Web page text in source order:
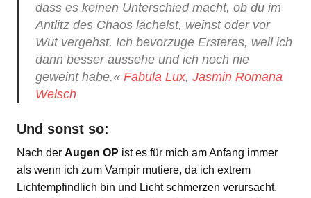
dass es keinen Unterschied macht, ob du im
Antlitz des Chaos lächelst, weinst oder vor
Wut vergehst. Ich bevorzuge Ersteres, weil ich
dann besser aussehe und ich noch nie
geweint habe.« Fabula Lux, Jasmin Romana
Welsch
Und sonst so:
Nach der Augen OP ist es für mich am Anfang immer
als wenn ich zum Vampir mutiere, da ich extrem
Lichtempfindlich bin und Licht schmerzen verursacht.